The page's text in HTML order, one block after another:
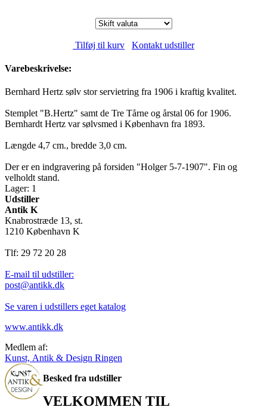
Tilføj til kurv Kontakt udstiller
Varebeskrivelse:
Bernhard Hertz sølv stor servietring fra 1906 i kraftig kvalitet.
Stemplet "B.Hertz" samt de Tre Tårne og årstal 06 for 1906.
Bernhardt Hertz var sølvsmed i København fra 1893.
Længde 4,7 cm., bredde 3,0 cm.
Der er en indgravering på forsiden "Holger 5-7-1907". Fin og
velholdt stand.
Lager: 1
Udstiller
Antik K
Knabrostræde 13, st.
1210 København K
Tlf: 29 72 20 28
E-mail til udstiller:
post@antikk.dk
Se varen i udstillers eget katalog
www.antikk.dk
Medlem af:
Kunst, Antik & Design Ringen
Besked fra udstiller
VELKOMMEN TIL